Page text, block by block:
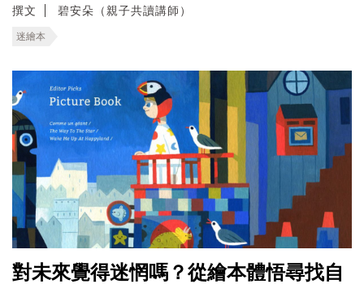
撰文 碧安朵（親子共讀講師）
迷繪本
對未來覺得迷惘嗎？從繪本體悟尋找自